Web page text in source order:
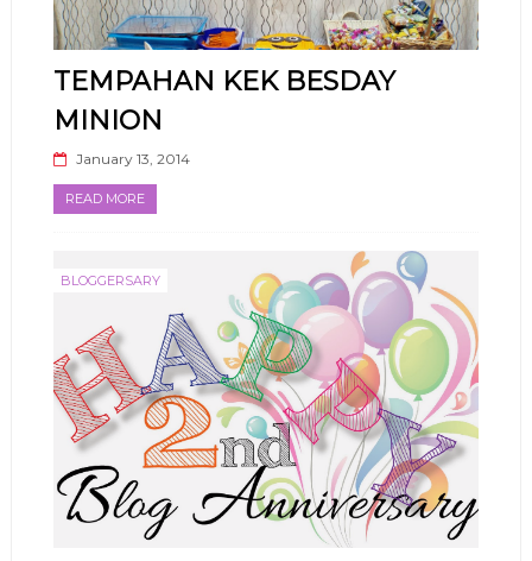
TEMPAHAN KEK BESDAY
MINION
January 13, 2014
READ MORE
BLOGGERSARY